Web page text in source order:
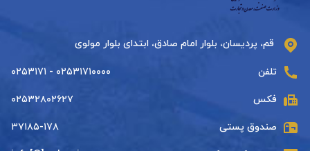
قم، پردیسان، بلوار امام صادق، ابتدای بلوار مولوی
تلفن ۰۲۵۳۱۷۱۰۰۰۰ - ۰۲۵۳۱۷۱
فکس ۰۲۵۳۲۸۰۲۶۲۷
صندوق پستی ۳۷۱۸۵-۱۷۸